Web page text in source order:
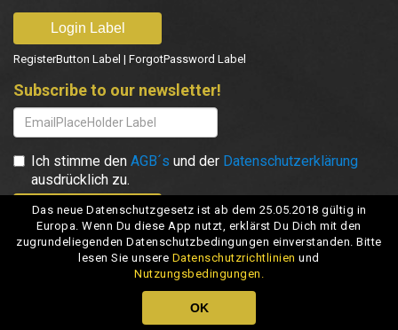
Das neue Datenschutzgesetz ist ab dem 25.05.2018 gültig in
Europa. Wenn Du diese App nutzt, erklärst Du Dich mit den
zugrundeliegenden Datenschutzbedingungen einverstanden. Bitte
lesen Sie unsere Datenschutzrichtlinien und
Nutzungsbedingungen.
OK
RegisterButton Label | ForgotPassword Label
Subscribe to our newsletter!
Ich stimme den AGB´s und der Datenschutzerklärung
ausdrücklich zu.